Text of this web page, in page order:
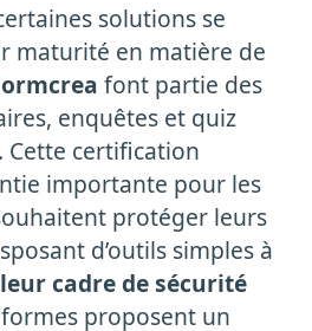
solutions se
maturité en matière de
font partie des
enquêtes et quiz
Cette certification
importante pour les
protéger leurs
d’outils simples à
cadre de sécurité
proposent un